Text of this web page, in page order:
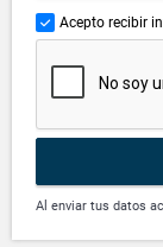
Acepto recibir
Al enviar tus datos